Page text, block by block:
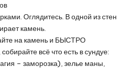
Оглядитесь. В одной из стен
камень.
на камень и БЫСТРО
всё что есть в сундуе:
– заморозка), зелье маны,